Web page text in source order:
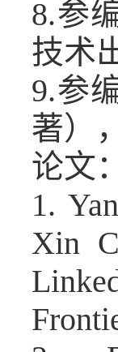
8.参
技术
9.参
著）
论文
1.
Xin